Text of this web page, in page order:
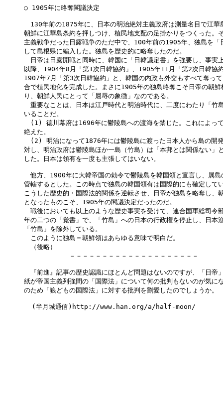
○ 1905年に略奪閣議決定
130年前の1875年に、日本の明治絶対主義政府は測量名目で江華
朝鮮に江華島条約を押しつけ、植民地支配の足掛かりをつくった。
主義戦争だった日露戦争のただ中で、100年前の1905年、独島を「
して島根県に編入した。独島を歴史的に略奪したのだ。
日帝は日露開戦と同時に、韓国に「日韓議定書」を強要し、事実
以降、1904年8月「第1次日韓協約」、1905年11月「第2次日韓協
1907年7月「第3次日韓協約」と、韓国の内政も外交もすべて奪っ
合で植民地化を完成した。まさに1905年の独島略奪こそ日帝の朝
り、朝鮮人民にとって「屈辱の象徴」なのである。
重要なことは、日本は江戸時代と明治時代に、二度にわたり「竹
いることだ。
(1) 徳川幕府は1696年に鬱陵島への渡海を禁じた。これによっ
絶えた。
(2) 明治になって1876年には鬱陵島に渡った日本人から島の開
対し、明治政府は鬱陵島ほか一島（竹島）は「本邦とは関係ない」
した。日本は領有を一度も主張してはいない。
他方、1900年に大韓帝国の勅令で鬱陵島を韓国領と宣言し、属島
管轄するとした。この時点で独島の韓国領有は国際的にも確定して
こうした歴史的・国際法的関係を逆転させ、日帝が独島を略奪し、
となったものこそ、1905年の閣議決定だったのだ。
戦後においても以上のような歴史事実を受けて、連合国軍総司令
年の二つの「覚書」で、「竹島」への日本の行政権を停止し、日本
「竹島」を除外している。
このように独島＝朝鮮領はあらゆる意味で明白だ。
（後略）
－－－－－－－－－－－－－－－－－－－－
『前進』記事の歴史認識にほとんど問題はないのですが、「日帝
紙が帝国主義列強間の「国際法」について何の批判もないのが気に
のため「狼どもの国際法」に対する批判を割愛したのでしょうか。
  (半月城通信)http://www.han.org/a/half-moon/